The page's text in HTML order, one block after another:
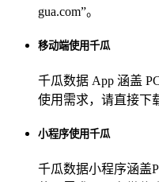
gua.com”。
移动端使用千瓜
千瓜数据 App 涵盖
使用需求，请直接下
小程序使用千瓜
千瓜数据小程序涵盖